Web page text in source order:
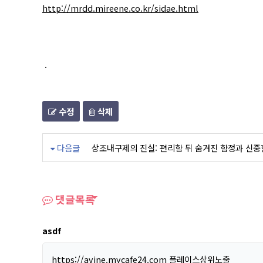
http://mrdd.mireene.co.kr/sidae.html
.
수정 삭제
다음글 상조내구제의 진실: 편리함 뒤 숨겨진 함정과 신
댓글목록
asdf
https://avine.mycafe24.com 플레이스상위노출